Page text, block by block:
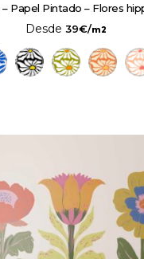
– Papel Pintado – Flores
Desde 39€/m2